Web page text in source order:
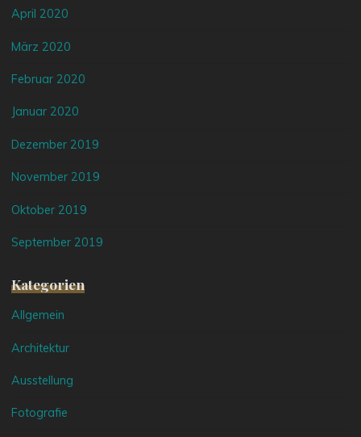
April 2020
März 2020
Februar 2020
Januar 2020
Dezember 2019
November 2019
Oktober 2019
September 2019
Kategorien
Allgemein
Architektur
Ausstellung
Fotografie